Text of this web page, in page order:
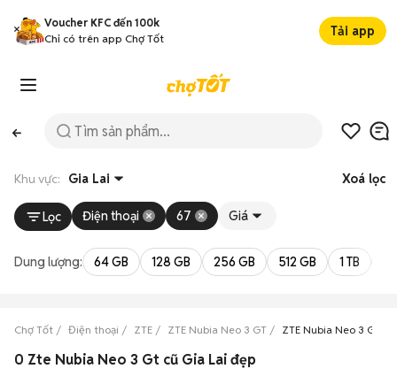
Voucher KFC đến 100k
Chỉ có trên app Chợ Tốt
Tải app
Khu vực: Gia Lai Xoá lọc
Lọc Điện thoại 67 Giá
Dung lượng: 64 GB 128 GB 256 GB 512 GB 1 TB
Chợ Tốt Điện thoại ZTE ZTE Nubia Neo 3 GT ZTE Nubia Neo 3 GT
0 Zte Nubia Neo 3 Gt cũ Gia Lai đẹp